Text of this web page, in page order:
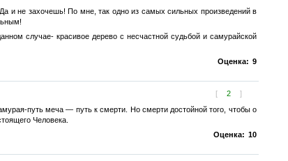
и не захочешь! По мне, так одно из самых сильных произведений в
случае- красивое дерево с несчастной судьбой и самурайской
Оценка: 9
[ 2 ]
путь меча — путь к смерти. Но смерти достойной того, чтобы о
Человека.
Оценка: 10